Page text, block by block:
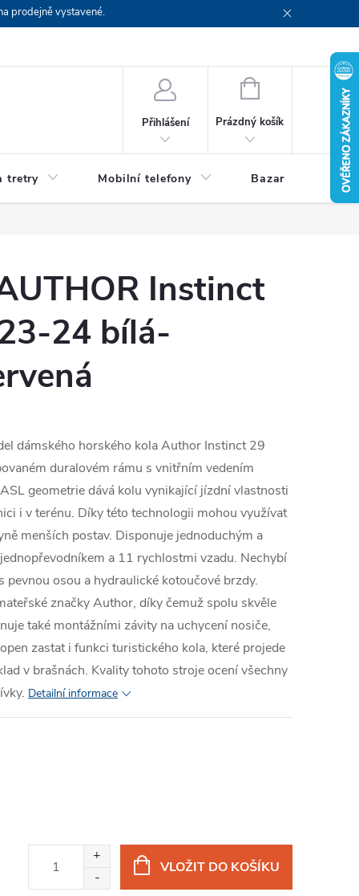
prodejně vystavené.
Přihlášení
NÁKUPNÍ
Prázdný košík
tretry Mobilní telefony Bazar Servis
Instinct
24 bílá-
dámského horského kola Author Instinct 29
duralovém rámu s vnitřním vedením
geometrie dává kolu vynikající jízdní vlastnosti
i v terénu. Díky této technologii mohou využívat
menších postav. Disponuje jednoduchým a
a 11 rychlostmi vzadu. Nechybí
pevnou osou a hydraulické kotoučové brzdy.
značky Author, díky čemuž spolu skvěle
také montážními závity na uchycení nosiče,
zastat i funkci turistického kola, které projede
v brašnách. Kvality tohoto stroje ocení všechny
Detailní informace
VLOŽIT DO KOŠÍKU